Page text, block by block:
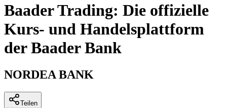
Baader Trading: Die offizielle
Kurs- und Handelsplattform
der Baader Bank
NORDEA BANK
Teilen